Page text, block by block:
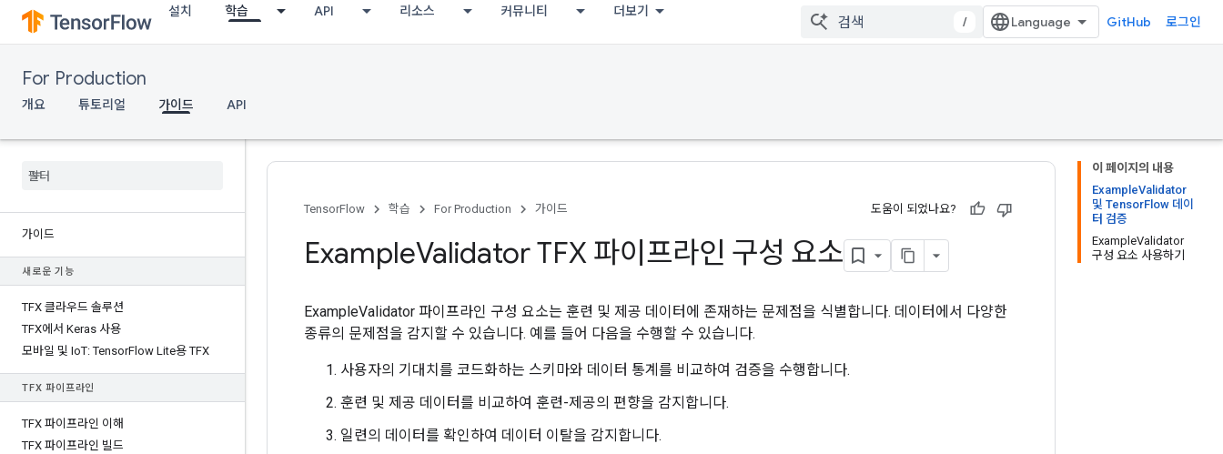
설치 학습 API 리소스 커뮤니티 더보기
/ GitHub 로그인
For Production
개요 튜토리얼 가이드 API
가이드
새로운 기능
TFX 클라우드 솔루션
TFX에서 Keras 사용
모바일 및 IoT: TensorFlow Lite용 TFX
TFX 파이프라인
TFX 파이프라인 이해
TFX 파이프라인 빌드
이 페이지의 내용
ExampleValidator
및 TensorFlow 데이
터 검증
ExampleValidator
구성 요소 사용하기
TensorFlow 학습 For Production 가이드 도움이 되었나요?
ExampleValidator TFX 파이프라인 구성 요소
ExampleValidator 파이프라인 구성 요소는 훈련 및 제공 데이터에 존재하는 문제점을 식별합니다. 데이터에서 다양한
종류의 문제점을 감지할 수 있습니다. 예를 들어 다음을 수행할 수 있습니다.
사용자의 기대치를 코드화하는 스키마와 데이터 통계를 비교하여 검증을 수행합니다.
훈련 및 제공 데이터를 비교하여 훈련-제공의 편향을 감지합니다.
일련의 데이터를 확인하여 데이터 이탈을 감지합니다.